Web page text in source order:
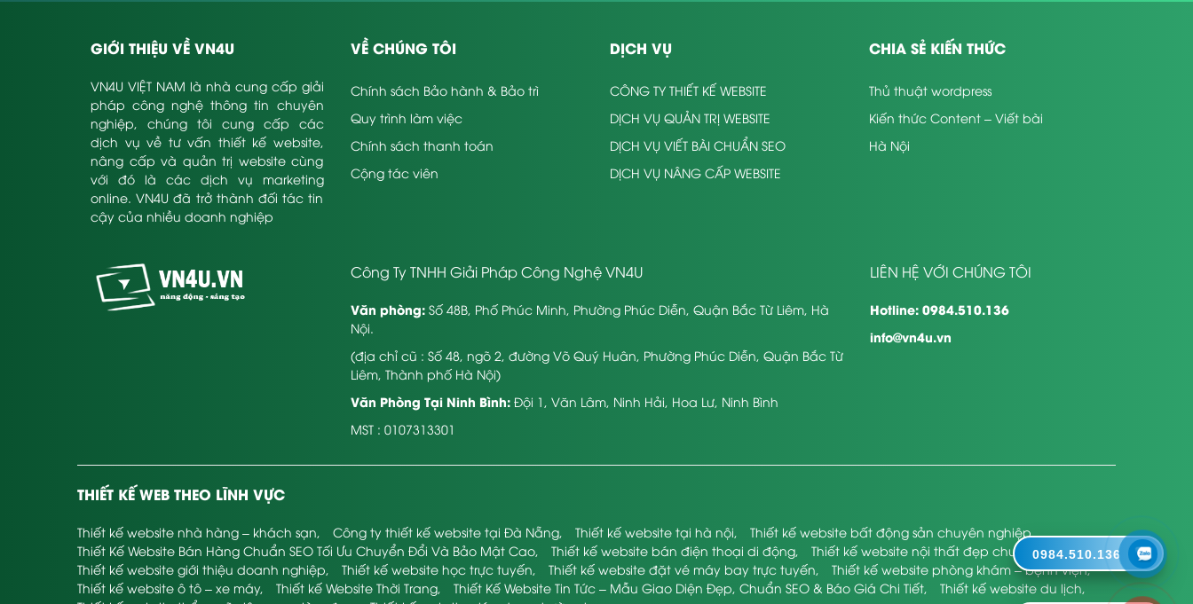
GIỚI THIỆU VỀ VN4U
VN4U VIỆT NAM là nhà cung cấp giải
pháp công nghệ thông tin chuyên
nghiệp, chúng tôi cung cấp các
dịch vụ về tư vấn thiết kế website,
nâng cấp và quản trị website cùng
với đó là các dịch vụ marketing
online. VN4U đã trở thành đối tác tin
cậy của nhiều doanh nghiệp
VỀ CHÚNG TÔI
Chính sách Bảo hành & Bảo trì
Quy trình làm việc
Chính sách thanh toán
Cộng tác viên
DỊCH VỤ
CÔNG TY THIẾT KẾ WEBSITE
DỊCH VỤ QUẢN TRỊ WEBSITE
DỊCH VỤ VIẾT BÀI CHUẨN SEO
DỊCH VỤ NÂNG CẤP WEBSITE
CHIA SẺ KIẾN THỨC
Thủ thuật wordpress
Kiến thức Content – Viết bài
Hà Nội
Công Ty TNHH Giải Pháp Công Nghệ VN4U
Văn phòng:Số 48B, Phố Phúc Minh, Phường Phúc Diễn, Quận Bắc Từ Liêm, Hà
Nội.
(địa chỉ cũ : Số 48, ngõ 2, đường Võ Quý Huân, Phường Phúc Diễn, Quận Bắc Từ
Liêm, Thành phố Hà Nội)
Văn Phòng Tại Ninh Bình:Đội 1, Văn Lâm, Ninh Hải, Hoa Lư, Ninh Bình
MST : 0107313301
LIÊN HỆ VỚI CHÚNG TÔI
Hotline: 0984.510.136
info@vn4u.vn
THIẾT KẾ WEB THEO LĨNH VỰC
Thiết kế website nhà hàng – khách sạn, Công ty thiết kế website tại Đà Nẵng, Thiết kế website tại hà nội, Thiết kế website bất động sản chuyên nghiệp,
Thiết Kế Website Bán Hàng Chuẩn SEO Tối Ưu Chuyển Đổi Và Bảo Mật Cao, Thiết kế website bán điện thoại di động, Thiết kế website nội thất đẹp chuyên nghiệp,
Thiết kế website giới thiệu doanh nghiệp, Thiết kế website học trực tuyến, Thiết kế website đặt vé máy bay trực tuyến, Thiết kế website phòng khám – bệnh viện,
Thiết kế website ô tô – xe máy, Thiết kế Website Thời Trang, Thiết Kế Website Tin Tức – Mẫu Giao Diện Đẹp, Chuẩn SEO & Báo Giá Chi Tiết, Thiết kế website du lịch,
0984.510.136